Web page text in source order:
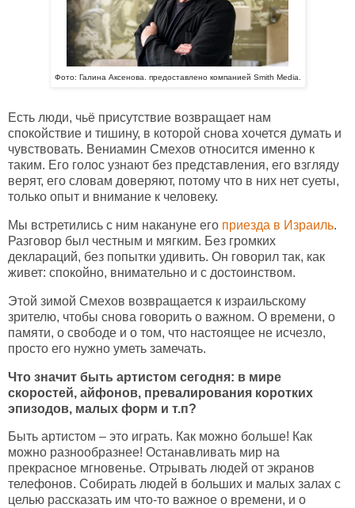
Фото: Галина Аксенова. предоставлено компанией Smith Media.
Есть люди, чьё присутствие возвращает нам
спокойствие и тишину, в которой снова хочется думать и
чувствовать. Вениамин Смехов относится именно к
таким. Его голос узнают без представления, его взгляду
верят, его словам доверяют, потому что в них нет суеты,
только опыт и внимание к человеку.
Мы встретились с ним накануне его приезда в Израиль.
Разговор был честным и мягким. Без громких
деклараций, без попытки удивить. Он говорил так, как
живет: спокойно, внимательно и с достоинством.
Этой зимой Смехов возвращается к израильскому
зрителю, чтобы снова говорить о важном. О времени, о
памяти, о свободе и о том, что настоящее не исчезло,
просто его нужно уметь замечать.
Что значит быть артистом сегодня: в мире
скоростей, айфонов, превалирования коротких
эпизодов, малых форм и т.п?
Быть артистом – это играть. Как можно больше! Как
можно разнообразнее! Останавливать мир на
прекрасное мгновенье. Отрывать людей от экранов
телефонов. Собирать людей в больших и малых залах с
целью рассказать им что-то важное о времени, и о